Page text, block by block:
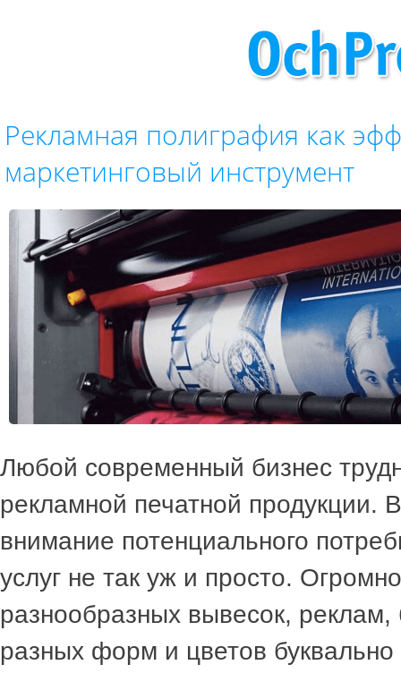
Рекламная полиграфия как
маркетинговый инструмент
Любой современный бизнес
рекламной печатной продукции.
внимание потенциального
услуг не так уж и просто.
разнообразных вывесок, реклам,
разных форм и цветов